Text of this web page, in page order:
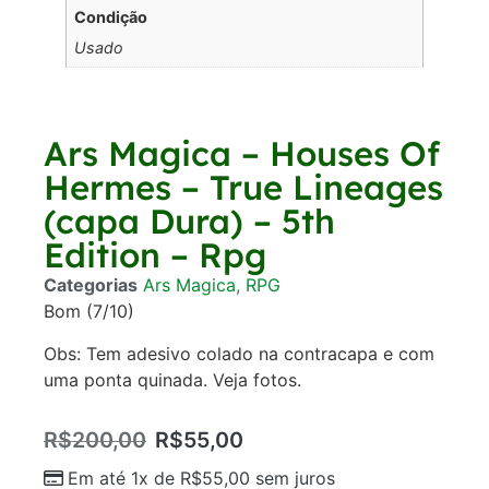
Condição
Usado
Ars Magica – Houses Of
Hermes – True Lineages
(capa Dura) – 5th
Edition – Rpg
Categorias Ars Magica, RPG
Bom (7/10)
Obs: Tem adesivo colado na contracapa e com
uma ponta quinada. Veja fotos.
R$200,00 R$55,00
Em até 1x de R$55,00 sem juros